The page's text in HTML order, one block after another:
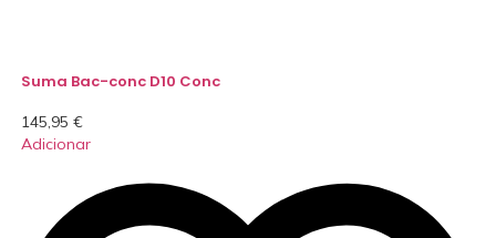
Suma Bac-conc D10 Conc
145,95 €
Adicionar